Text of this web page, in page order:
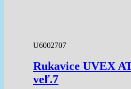
U6002707
Rukavice UVEX
veľ.7